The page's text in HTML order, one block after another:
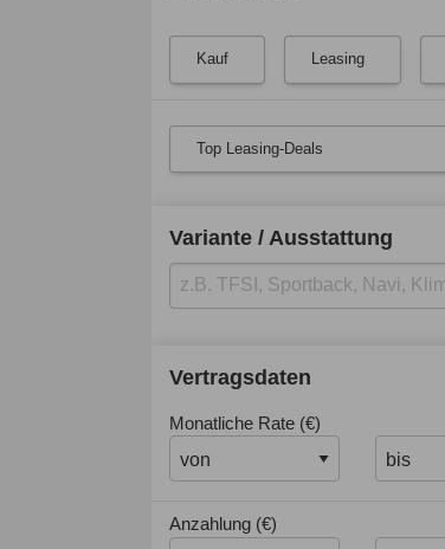
Kauf Leasing
Top Leasing-Deals
Variante / Ausstattung
Vertragsdaten
Monatliche Rate (€)
Anzahlung (€)